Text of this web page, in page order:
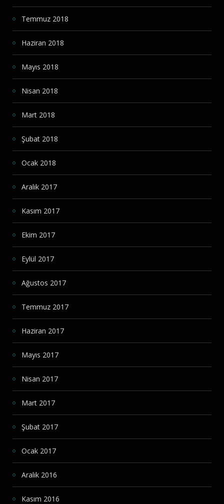
Temmuz 2018
Haziran 2018
Mayıs 2018
Nisan 2018
Mart 2018
Şubat 2018
Ocak 2018
Aralık 2017
Kasım 2017
Ekim 2017
Eylül 2017
Ağustos 2017
Temmuz 2017
Haziran 2017
Mayıs 2017
Nisan 2017
Mart 2017
Şubat 2017
Ocak 2017
Aralık 2016
Kasım 2016